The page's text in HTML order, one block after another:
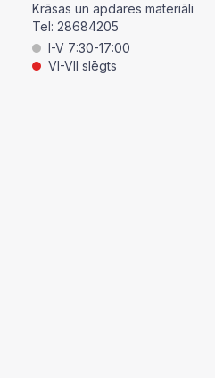
Krāsas un apdares materiāli
Tel: 28684205
I-V 7:30-17:00
VI-VII slēgts